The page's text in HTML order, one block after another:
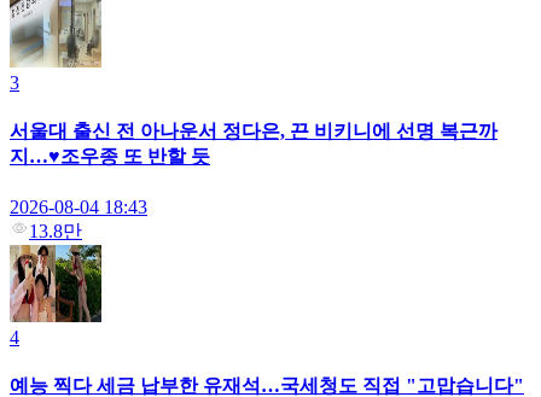
3
서울대 출신 전 아나운서 정다은, 끈 비키니에 선명 복근까
지…♥조우종 또 반할 듯
2026-08-04 18:43
13.8만
4
예능 찍다 세금 납부한 유재석…국세청도 직접 "고맙습니다"